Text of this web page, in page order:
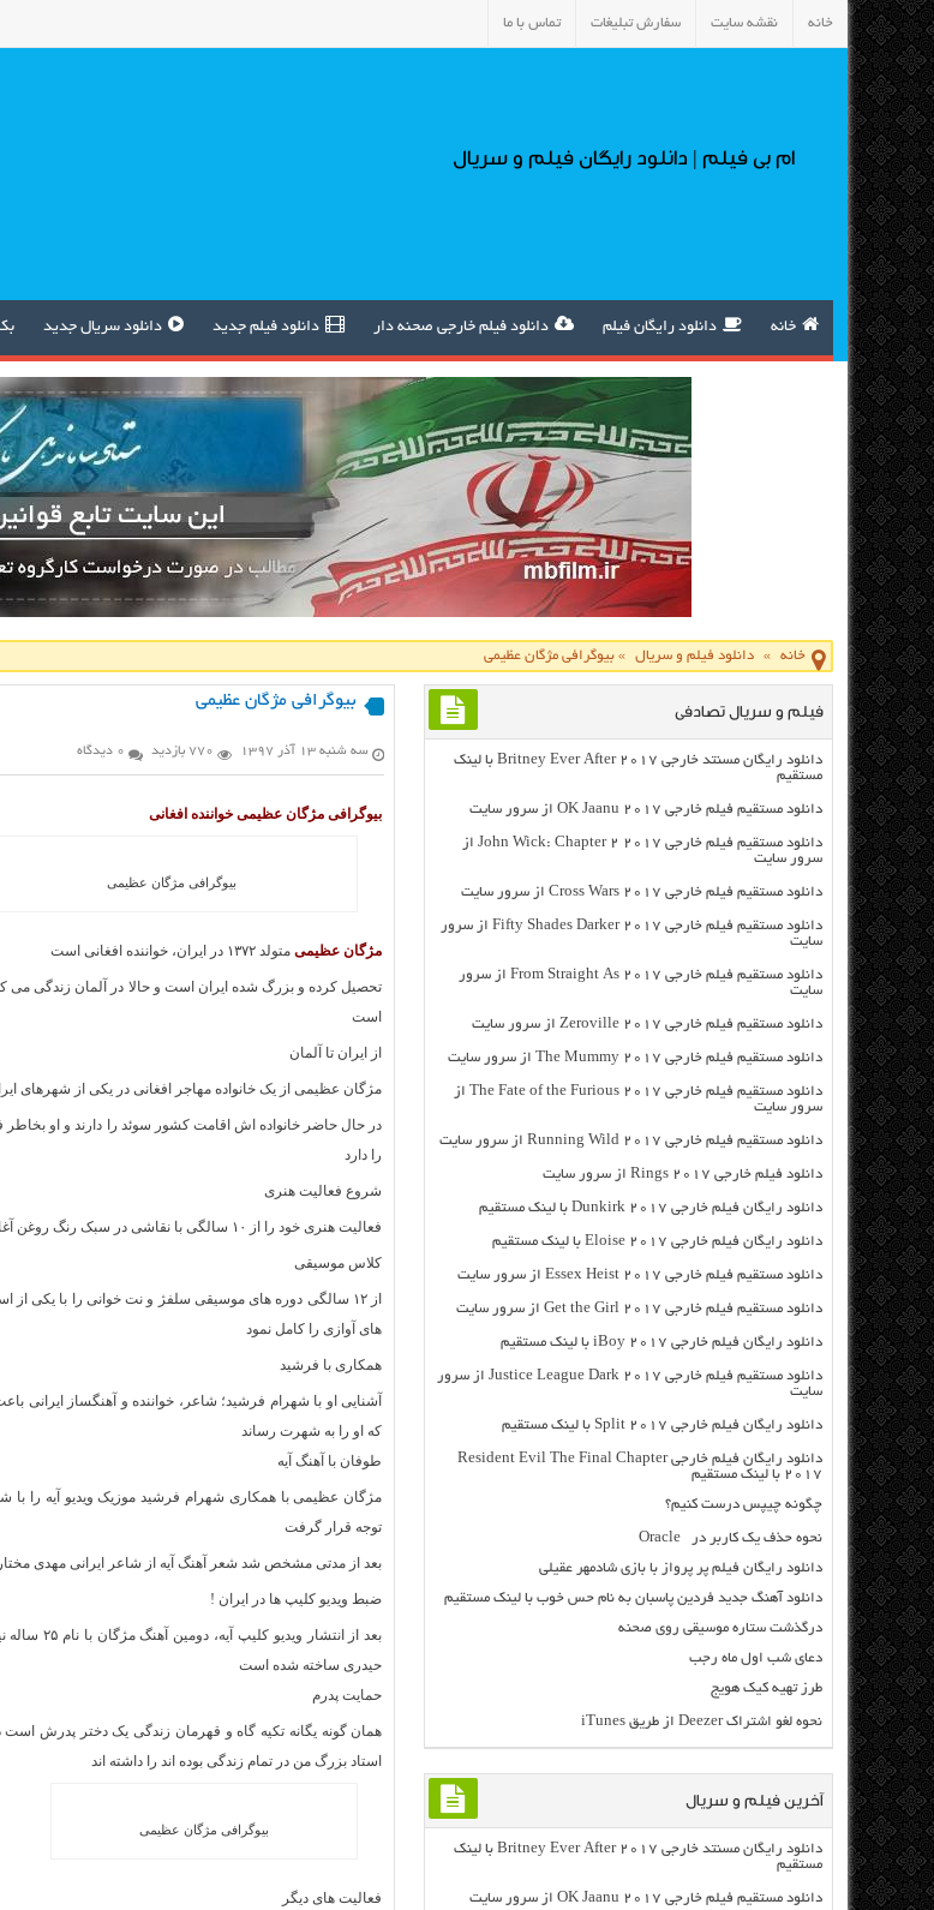
خانه نقشه سایت سفارش تبلیغات تماس با ما
ام بی فیلم | دانلود رایگان فیلم و سریال
خانه دانلود رایگان فیلم دانلود فیلم خارجی صحنه دار دانلود فیلم جدید دانلود سریال جدید
خانه » دانلود فیلم و سریال »بیوگرافی مژگان عظیمی
بیوگرافی مژگان عظیمی
سه شنبه ۱۳ آذر ۱۳۹۷ 770 بازدید 0 دیدگاه
بیوگرافی مژگان عظیمی خواننده افغانی
بیوگرافی مژگان عظیمی
مژگان عظیمی متولد ۱۳۷۲ در ایران، خواننده افغانی است
تحصیل کرده و بزرگ شده ایران است و حالا در آلمان زندگی می
است
از ایران تا آلمان
مژگان عظیمی از یک خانواده مهاجر افغانی در یکی از شهرهای
در حال حاضر خانواده اش اقامت کشور سوئد را دارند و او
را دارد
شروع فعالیت هنری
فعالیت هنری خود را از ۱۰ سالگی با نقاشی در سبک رنگ روغن آغاز کرد و از ۱۲ سالگی کنار نقاشی موسیقی را شروع بیاد گیری کرد
کلاس موسیقی
های آوازی را کامل نمود
همکاری با فرشید
آشنایی او با شهرام فرشید؛ شاعر، خواننده و آهنگساز
که او را به شهرت رساند
طوفان با آهنگ آیه
مژگان عظیمی با همکاری شهرام فرشید موزیک ویدیو آیه را
توجه قرار گرفت
بعد از مدتی مشخص شد شعر آهنگ آیه از شاعر ایرانی مهدی
ضبط ویدیو کلیپ ها در ایران !
بعد از
حیدری ساخته شده است
حمایت پدرم
همان گونه یگانه تکیه گاه و قهرمان زندگی یک دختر پدرش است
استاد بزرگ من در تمام زندگی بوده اند را داشته اند
بیوگرافی مژگان عظیمی
فعالیت های دیگر
فیلم و سریال تصادفی
دانلود رایگان مسنتد خارجی Britney Ever After 2017 با لینک
مستقیم
دانلود مستقیم فیلم خارجی OK Jaanu 2017 از سرور سایت
دانلود مستقیم فیلم خارجی John Wick: Chapter 2 2017 از
سرور سایت
دانلود مستقیم فیلم خارجی Cross Wars 2017 از سرور سایت
دانلود مستقیم فیلم خارجی Fifty Shades Darker 2017 از سرور
سایت
دانلود مستقیم فیلم خارجی From Straight As 2017 از سرور
سایت
دانلود مستقیم فیلم خارجی Zeroville 2017 از سرور سایت
دانلود مستقیم فیلم خارجی The Mummy 2017 از سرور سایت
دانلود مستقیم فیلم خارجی The Fate of the Furious 2017 از
سرور سایت
دانلود مستقیم فیلم خارجی Running Wild 2017 از سرور سایت
دانلود فیلم خارجی Rings 2017 از سرور سایت
دانلود رایگان فیلم خارجی Dunkirk 2017 با لینک مستقیم
دانلود رایگان فیلم خارجی Eloise 2017 با لینک مستقیم
دانلود مستقیم فیلم خارجی Essex Heist 2017 از سرور سایت
دانلود مستقیم فیلم خارجی Get the Girl 2017 از سرور سایت
دانلود رایگان فیلم خارجی iBoy 2017 با لینک مستقیم
دانلود مستقیم فیلم خارجی Justice League Dark 2017 از سرور
سایت
دانلود رایگان فیلم خارجی Split 2017 با لینک مستقیم
دانلود رایگان فیلم خارجی Resident Evil The Final Chapter
2017 با لینک مستقیم
چگونه چیپس درست کنیم؟
نحوه حذف یک کاربر در Oracle
دانلود رایگان فیلم پر پرواز با بازی شادمهر عقیلی
دانلود آهنگ جدید فردین پاسبان به نام حس خوب با لینک مستقیم
درگذشت ستاره موسیقی روی صحنه
دعای شب اول ماه رجب
طرز تهیه کیک هویج
نحوه لغو اشتراک Deezer از طریق iTunes
آخرین فیلم و سریال
دانلود رایگان مسنتد خارجی Britney Ever After 2017 با لینک
مستقیم
دانلود مستقیم فیلم خارجی OK Jaanu 2017 از سرور سایت